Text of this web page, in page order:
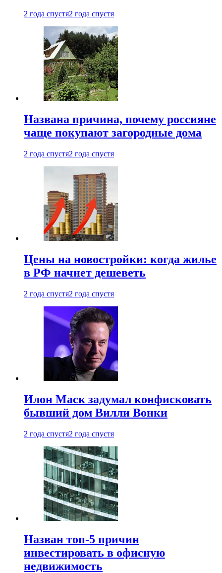
2 года спустя2 года спустя
Названа причина, почему россияне
чаще покупают загородные дома
2 года спустя2 года спустя
Цены на новостройки: когда жилье
в РФ начнет дешеветь
2 года спустя2 года спустя
Илон Маск задумал конфисковать
бывший дом Вилли Вонки
2 года спустя2 года спустя
Назван топ-5 причин
инвестировать в офисную
недвижимость